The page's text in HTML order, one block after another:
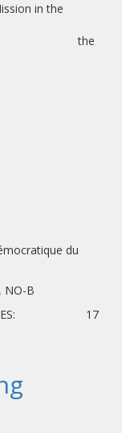
in the
du
NO-B
17